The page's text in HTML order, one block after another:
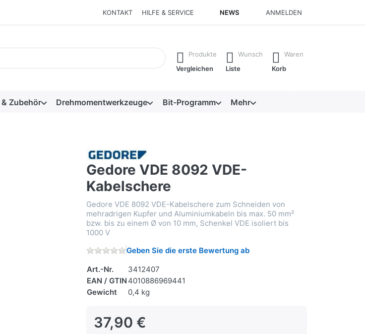
KONTAKT HILFE & SERVICE NEWS ANMELDEN
Sie tippen, erscheinen automatisch erste Ergebnisse. Drücken Sie die Eingabetaste, um alle
Produkte
Vergleichen
Wunsch
Liste
Waren
Korb
Zubehör Drehmomentwerkzeuge Bit-Programm Mehr
Gedore VDE 8092 VDE-
Kabelschere
Gedore VDE 8092 VDE-Kabelschere zum Schneiden von
mehradrigen Kupfer und Aluminiumkabeln bis max. 50 mm²
bzw. bis zu einem Ø von 10 mm, Schenkel VDE isoliert bis
1000 V
Geben Sie die erste Bewertung ab
Art.-Nr.
3412407
EAN / GTIN 4010886969441
Gewicht
0,4 kg
37,90 €